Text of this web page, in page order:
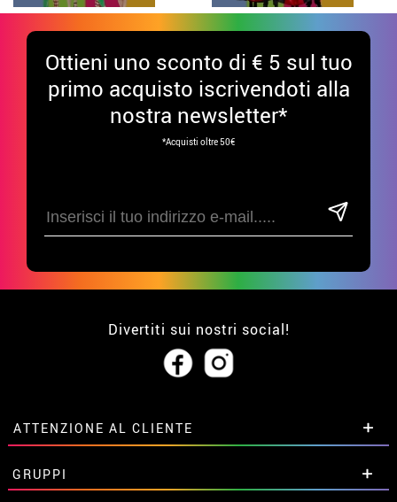
Ottieni uno sconto di € 5 sul tuo
primo acquisto iscrivendoti alla
nostra newsletter*
*Acquisti oltre 50€
Divertiti sui nostri social!
ATTENZIONE AL CLIENTE
• Su di noi
• Condizioni di vendita
GRUPPI